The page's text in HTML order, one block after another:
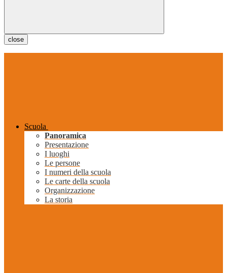
close
Scuola
Panoramica
Presentazione
I luoghi
Le persone
I numeri della scuola
Le carte della scuola
Organizzazione
La storia